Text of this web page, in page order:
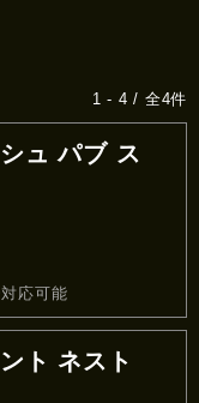
1 - 4 / 全4件
ュ パブ ス
応可能
ト ネスト